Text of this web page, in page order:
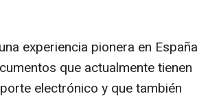
experiencia pionera en España
que actualmente tienen
electrónico y que también